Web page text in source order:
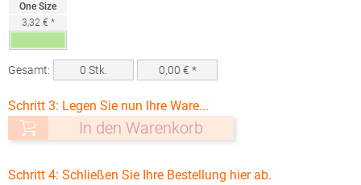
One Size
3,32 € *
Gesamt: 0 Stk. 0,00 € *
Schritt 3: Legen Sie nun Ihre Ware...
In den Warenkorb
Schritt 4: Schließen Sie Ihre Bestellung hier ab.